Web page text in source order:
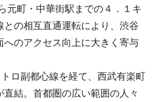
元町・中華街駅までの４．１キ
との相互直通運転により、渋谷
のアクセス向上に大きく寄与
ロ副都心線を経て、西武有楽町
結。首都圏の広い範囲の人々